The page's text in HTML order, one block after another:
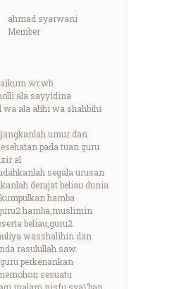
ahmad syarwani
Member
wr.wb
ala sayyidina
wa ala alihi wa shahbihi
umur dan
pada tuan guru
al
segala urusan
derajat beliau dunia
hamba
hamba,muslimin
beliau,guru2
wasshalihin dan
rasulullah saw.
perkenankan
sesuatu
malam nisfu sya\’ban